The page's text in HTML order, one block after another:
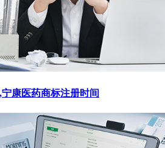
康医药商标注册时间